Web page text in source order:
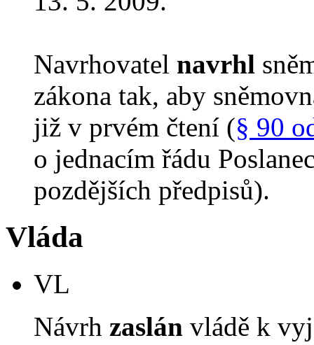
Navrhovatel navrhl
zákona tak, aby
již v prvém čtení (§ 90
o jednacím řádu
pozdějších předpisů).
Vláda
VL
Návrh zaslán vládě k